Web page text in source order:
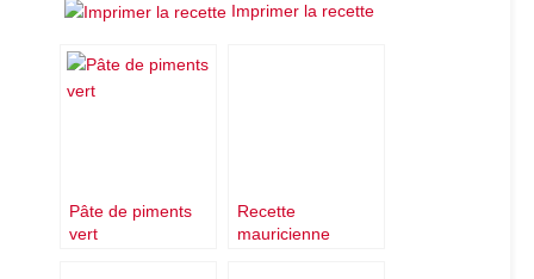
Imprimer la recette
Pâte de piments
vert
Recette
mauricienne